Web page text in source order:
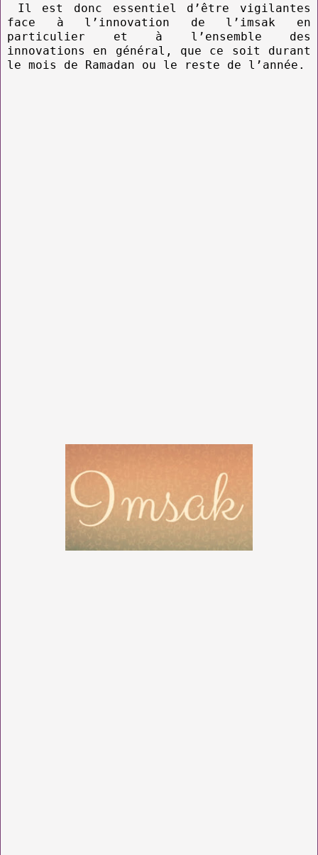
Il est donc essentiel d’être vigilantes
face à l’innovation de l’imsak en
particulier et à l’ensemble des
innovations en général, que ce soit durant
le mois de Ramadan ou le reste de l’année.